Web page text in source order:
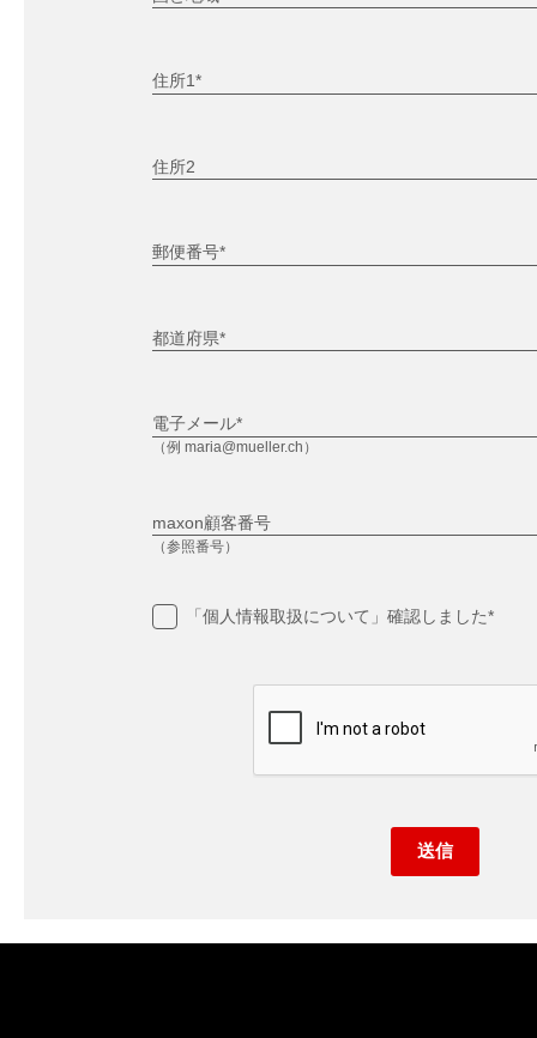
住所1*
住所2
郵便番号*
都道府県*
（例 maria@mueller.ch）
電子メール*
（参照番号）
maxon顧客番号
「個人情報取扱について」確認しました*
送信